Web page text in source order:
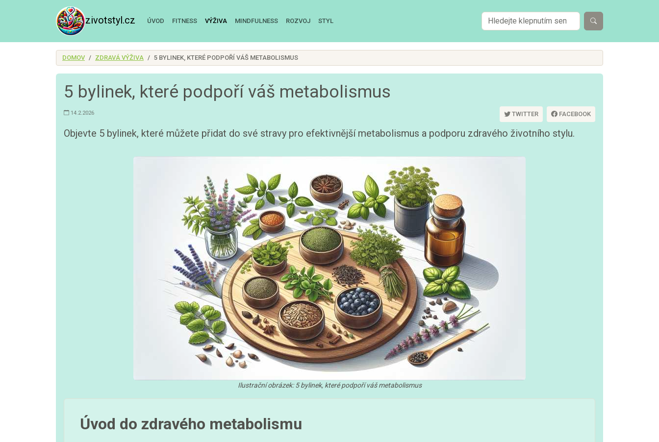
zivotstyl.cz ÚVOD FITNESS VÝŽIVA MINDFULNESS ROZVOJ STYL
DOMOV ZDRAVÁ VÝŽIVA 5 BYLINEK, KTERÉ PODPOŘÍ VÁŠ METABOLISMUS
5 bylinek, které podpoří váš metabolismus
14.2.2026 TWITTER FACEBOOK
Objevte 5 bylinek, které můžete přidat do své stravy pro efektivnější metabolismus a podporu zdravého životního stylu.
Ilustrační obrázek: 5 bylinek, které podpoří váš metabolismus
Úvod do zdravého metabolismu